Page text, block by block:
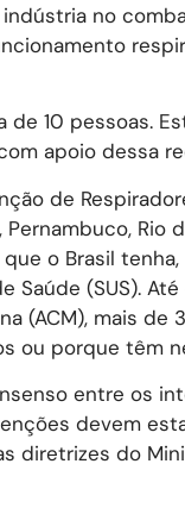
no
de 10 pessoas.
apoio dessa
de
o Brasil
Saúde (SUS).
(ACM), mais
ou porque têm
entre os
devem
diretrizes do